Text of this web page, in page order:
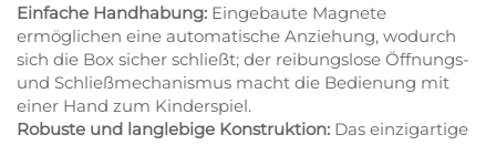
Einfache Handhabung: Eingebaute Magnete
ermöglichen eine automatische Anziehung, wodurch
sich die Box sicher schließt; der reibungslose Öffnungs-
und Schließmechanismus macht die Bedienung mit
einer Hand zum Kinderspiel.
Robuste und langlebige Konstruktion: Das einzigartige